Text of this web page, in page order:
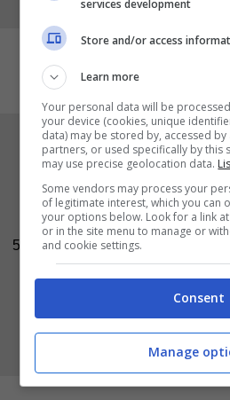
5
Incorporate con una
cacao al composto di
versatelo nella tortiera e
25 minuti a 170°C.
spolverizzandolo con un
e dellagranella fine di
services development
Store and/or access
Learn more
Your personal data will be
your device (cookies, unique
data) may be stored by, accessed
partners, or used specifically by this
may use precise geolocation data.
Some vendors may process your
of legitimate interest, which you can
your options below. Look for a link
or in the site menu to manage or
and cookie settings.
Consent
Manage